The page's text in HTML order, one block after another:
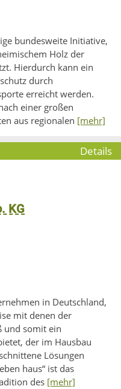
bundesweite Initiative,
Holz der
Hierdurch kann ein
durch
erreicht werden.
einer großen
aus regionalen [mehr]
Details
KG
in Deutschland,
mit denen der
und somit ein
der im Hausbau
Lösungen
haus“ ist das
des [mehr]